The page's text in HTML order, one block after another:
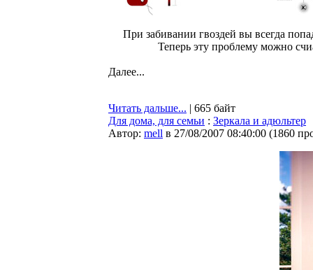
При забивании гвоздей вы всегда
Теперь эту проблему можно
Далее...
Читать дальше... | 665 байт
Для дома, для семьи : Зеркала и адюльтер
Автор: mell в 27/08/2007 08:40:00 (1860